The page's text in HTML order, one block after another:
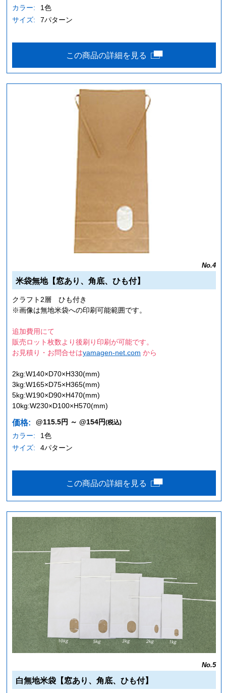
カラー:
1色
サイズ:
7パターン
この商品の詳細を見る
No.4
米袋無地【窓あり、角底、ひも付】
クラフト2層 ひも付き
※画像は無地米袋への印刷可能範囲です。
追加費用にて
販売ロット枚数より後刷り印刷が可能です。
お見積り・お問合せはyamagen-net.com から
2kg:W140×D70×H330(mm)
3kg:W165×D75×H365(mm)
5kg:W190×D90×H470(mm)
10kg:W230×D100×H570(mm)
価格: @115.5円 ～ @154円(税込)
カラー:
1色
サイズ:
4パターン
この商品の詳細を見る
No.5
白無地米袋【窓あり、角底、ひも付】